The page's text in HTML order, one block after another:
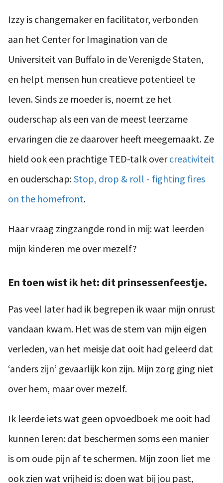
Izzy is changemaker en facilitator, verbonden
aan het Center for Imagination van de
Universiteit van Buffalo in de Verenigde Staten,
en helpt mensen hun creatieve potentieel te
leven. Sinds ze moeder is, noemt ze het
ouderschap als een van de meest leerzame
ervaringen die ze daarover heeft meegemaakt. Ze
hield ook een prachtige TED-talk overcreativiteit
en ouderschap:Stop, drop & roll - fighting fires
on the homefront.
Haar vraag zingzangde rond in mij: wat leerden
mijn kinderen me over mezelf?
En toen wist ik het: dit prinsessenfeestje.
Pas veel later had ik begrepen ik waar mijn onrust
vandaan kwam. Het was de stem van mijn eigen
verleden, van het meisje dat ooit had geleerd dat
‘anders zijn’ gevaarlijk kon zijn. Mijn zorg ging niet
over hem, maar over mezelf.
Ik leerde iets wat geen opvoedboek me ooit had
kunnen leren: dat beschermen soms een manier
is om oude pijn af te schermen. Mijn zoon liet me
ook zien wat vrijheid is: doen wat bij jou past,